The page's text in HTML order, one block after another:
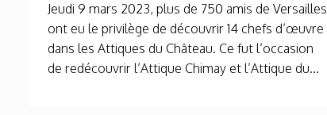
Jeudi 9 mars 2023, plus de 750 amis de Versailles
ont eu le privilège de découvrir 14 chefs d’œuvre
dans les Attiques du Château. Ce fut l’occasion
de redécouvrir l’Attique Chimay et l’Attique du...